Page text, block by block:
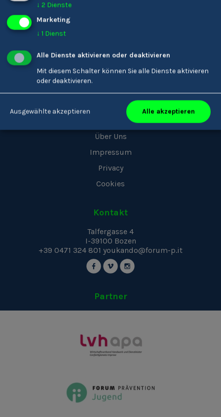
Matching
Unternehmen
Über Uns
Impressum
Privacy
Cookies
Kontakt
Talfergasse 4
I-39100 Bozen
+39 0471 324 801 youkando@forum-p.it
Partner
↓ 2 Dienste
Marketing
↓ 1 Dienst
Alle Dienste aktivieren oder deaktivieren
Mit diesem Schalter können Sie alle Dienste aktivieren
oder deaktivieren.
Ausgewählte akzeptieren Alle akzeptieren